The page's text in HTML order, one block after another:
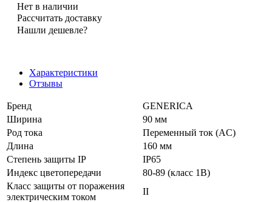
Нет в наличии
Рассчитать доставку
Нашли дешевле?
Характеристики
Отзывы
Бренд
GENERICA
Ширина
90 мм
Род тока
Переменный ток (AC)
Длина
160 мм
Степень защиты IP
IP65
Индекс цветопередачи
80-89 (класс 1В)
Класс защиты от поражения
электрическим током
II